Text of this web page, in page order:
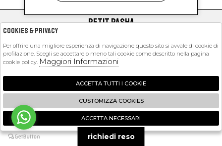
PETIT PASHA
EXTRA
2026 Petit Pasha - P.iva : 09423341214 Powered by
Zucchetti
🍪
richiedi reso
Cookies & Privacy
Per offrire una migliore esperienza di navigazione questo sito si avvale di cookie di
profilazione. Scegli se accettare o meno tali cookie come descritto nella pagina
cookie policy. Maggiori Informazioni
ACCETTA TUTTI I COOKIE
CUSTOMIZZA COOKIES
ACCETTA NECESSARI